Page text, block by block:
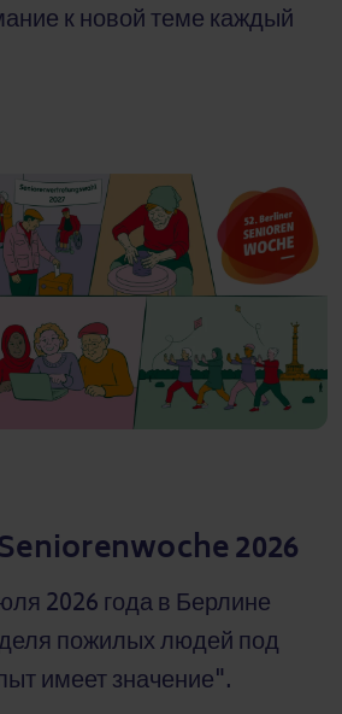
к новой теме каждый
2026
2026 года в Берлине
пожилых людей под
имеет значение".